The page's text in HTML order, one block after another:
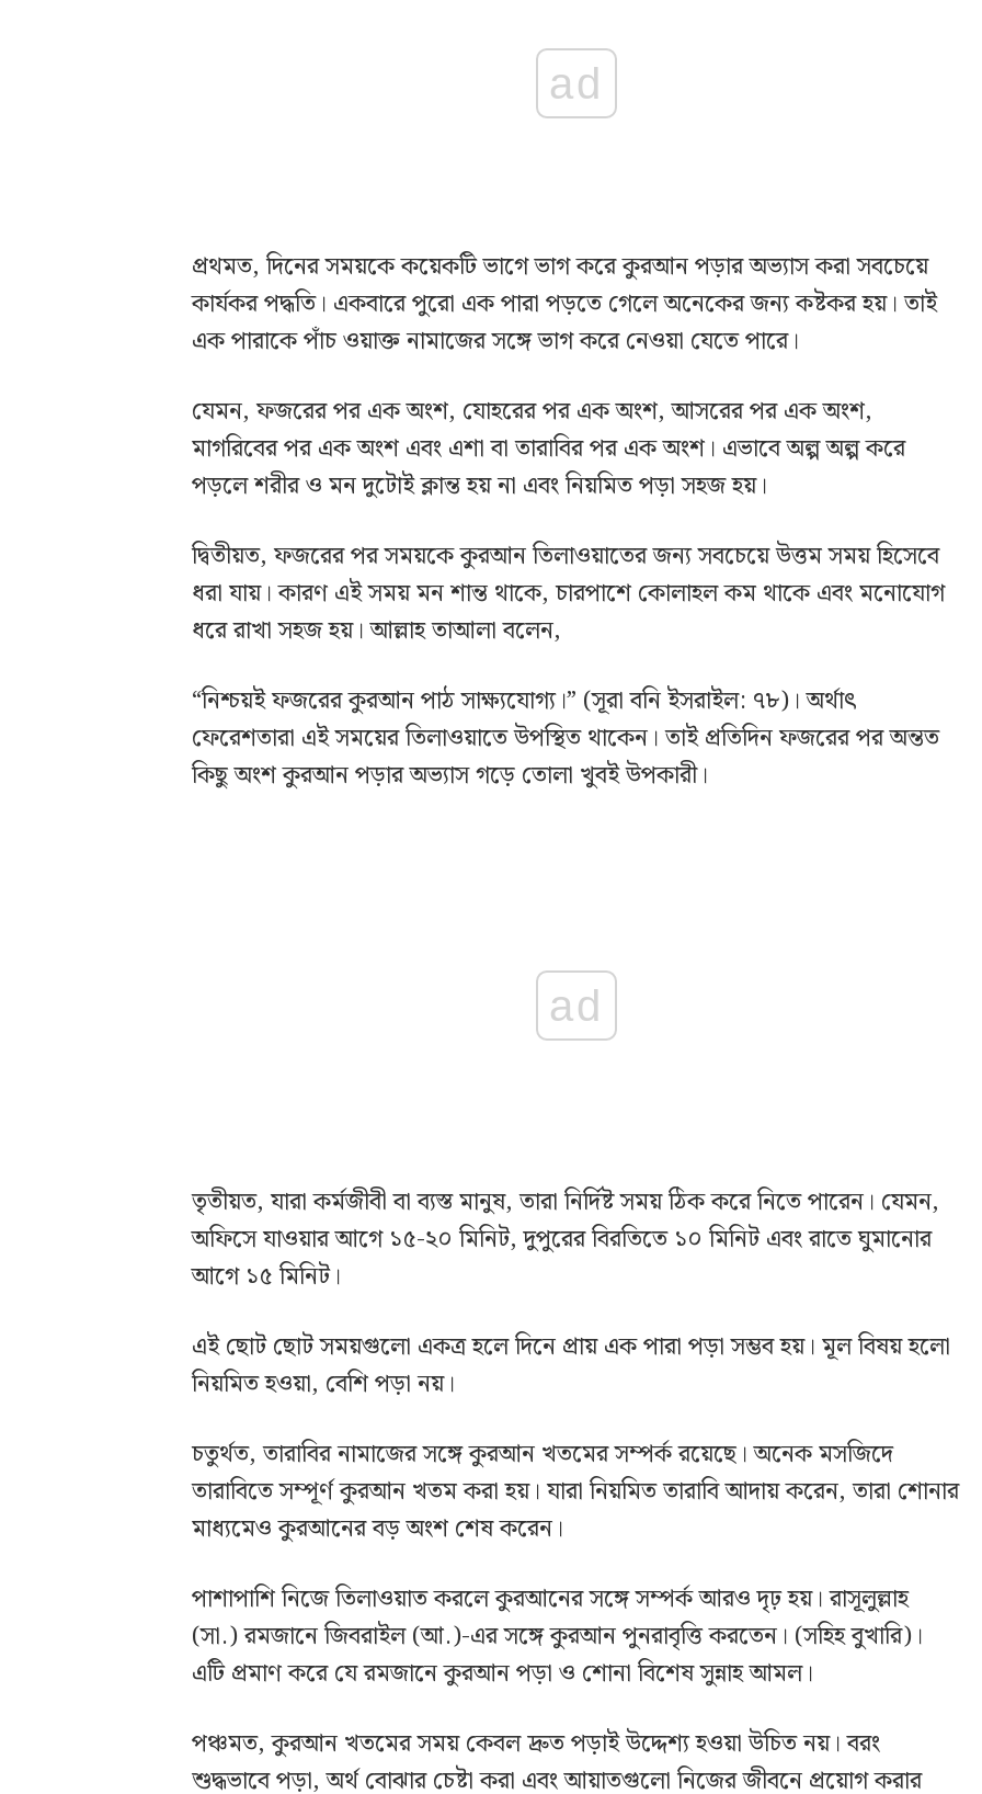
ad
প্রথমত, দিনের সময়কে কয়েকটি ভাগে ভাগ করে কুরআন পড়ার অভ্যাস করা সবচেয়ে
কার্যকর পদ্ধতি। একবারে পুরো এক পারা পড়তে গেলে অনেকের জন্য কষ্টকর হয়। তাই
এক পারাকে পাঁচ ওয়াক্ত নামাজের সঙ্গে ভাগ করে নেওয়া যেতে পারে।
যেমন, ফজরের পর এক অংশ, যোহরের পর এক অংশ, আসরের পর এক অংশ,
মাগরিবের পর এক অংশ এবং এশা বা তারাবির পর এক অংশ। এভাবে অল্প অল্প করে
পড়লে শরীর ও মন দুটোই ক্লান্ত হয় না এবং নিয়মিত পড়া সহজ হয়।
দ্বিতীয়ত, ফজরের পর সময়কে কুরআন তিলাওয়াতের জন্য সবচেয়ে উত্তম সময় হিসেবে
ধরা যায়। কারণ এই সময় মন শান্ত থাকে, চারপাশে কোলাহল কম থাকে এবং মনোযোগ
ধরে রাখা সহজ হয়। আল্লাহ তাআলা বলেন,
“নিশ্চয়ই ফজরের কুরআন পাঠ সাক্ষ্যযোগ্য।” (সূরা বনি ইসরাইল: ৭৮)। অর্থাৎ
ফেরেশতারা এই সময়ের তিলাওয়াতে উপস্থিত থাকেন। তাই প্রতিদিন ফজরের পর অন্তত
কিছু অংশ কুরআন পড়ার অভ্যাস গড়ে তোলা খুবই উপকারী।
ad
তৃতীয়ত, যারা কর্মজীবী বা ব্যস্ত মানুষ, তারা নির্দিষ্ট সময় ঠিক করে নিতে পারেন। যেমন,
অফিসে যাওয়ার আগে ১৫-২০ মিনিট, দুপুরের বিরতিতে ১০ মিনিট এবং রাতে ঘুমানোর
আগে ১৫ মিনিট।
এই ছোট ছোট সময়গুলো একত্র হলে দিনে প্রায় এক পারা পড়া সম্ভব হয়। মূল বিষয় হলো
নিয়মিত হওয়া, বেশি পড়া নয়।
চতুর্থত, তারাবির নামাজের সঙ্গে কুরআন খতমের সম্পর্ক রয়েছে। অনেক মসজিদে
তারাবিতে সম্পূর্ণ কুরআন খতম করা হয়। যারা নিয়মিত তারাবি আদায় করেন, তারা শোনার
মাধ্যমেও কুরআনের বড় অংশ শেষ করেন।
পাশাপাশি নিজে তিলাওয়াত করলে কুরআনের সঙ্গে সম্পর্ক আরও দৃঢ় হয়। রাসূলুল্লাহ
(সা.) রমজানে জিবরাইল (আ.)-এর সঙ্গে কুরআন পুনরাবৃত্তি করতেন। (সহিহ বুখারি)।
এটি প্রমাণ করে যে রমজানে কুরআন পড়া ও শোনা বিশেষ সুন্নাহ আমল।
পঞ্চমত, কুরআন খতমের সময় কেবল দ্রুত পড়াই উদ্দেশ্য হওয়া উচিত নয়। বরং
শুদ্ধভাবে পড়া, অর্থ বোঝার চেষ্টা করা এবং আয়াতগুলো নিজের জীবনে প্রয়োগ করার